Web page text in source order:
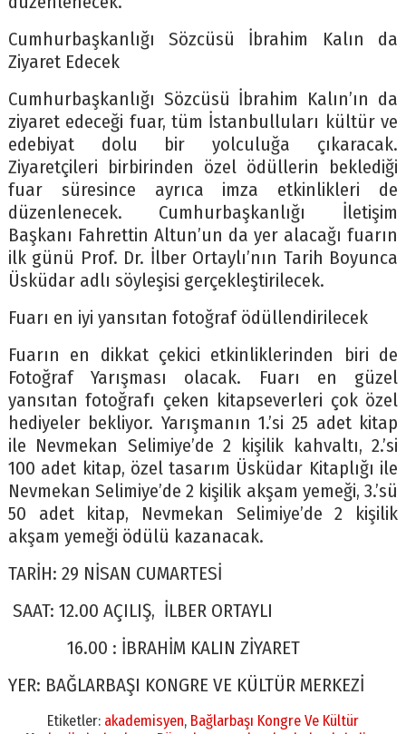
Cumhurbaşkanlığı Sözcüsü İbrahim Kalın da
Ziyaret Edecek
Cumhurbaşkanlığı Sözcüsü İbrahim Kalın’ın da
ziyaret edeceği fuar, tüm İstanbulluları kültür ve
edebiyat dolu bir yolculuğa çıkaracak.
Ziyaretçileri birbirinden özel ödüllerin beklediği
fuar süresince ayrıca imza etkinlikleri de
düzenlenecek. Cumhurbaşkanlığı İletişim
Başkanı Fahrettin Altun’un da yer alacağı fuarın
ilk günü Prof. Dr. İlber Ortaylı’nın Tarih Boyunca
Üsküdar adlı söyleşisi gerçekleştirilecek.
Fuarı en iyi yansıtan fotoğraf ödüllendirilecek
Fuarın en dikkat çekici etkinliklerinden biri de
Fotoğraf Yarışması olacak. Fuarı en güzel
yansıtan fotoğrafı çeken kitapseverleri çok özel
hediyeler bekliyor. Yarışmanın 1.’si 25 adet kitap
ile Nevmekan Selimiye’de 2 kişilik kahvaltı, 2.’si
100 adet kitap, özel tasarım Üsküdar Kitaplığı ile
Nevmekan Selimiye’de 2 kişilik akşam yemeği, 3.’sü
50 adet kitap, Nevmekan Selimiye’de 2 kişilik
akşam yemeği ödülü kazanacak.
TARİH: 29 NİSAN CUMARTESİ
SAAT: 12.00 AÇILIŞ, İLBER ORTAYLI
16.00 : İBRAHİM KALIN ZİYARET
YER: BAĞLARBAŞI KONGRE VE KÜLTÜR MERKEZİ
Etiketler: akademisyen, Bağlarbaşı Kongre Ve Kültür